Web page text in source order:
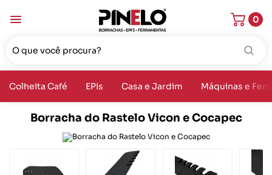
0
Colheita Café EPIs Casa e Jardim Máquinas e
Borracha do Rastelo Vicon e Cocapec